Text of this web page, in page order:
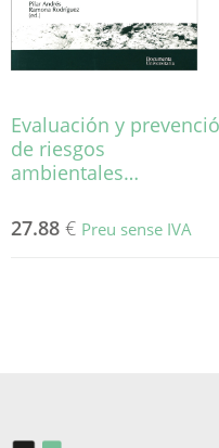
Evaluación y
de riesgos
ambientales…
27.88 € Preu sense IVA